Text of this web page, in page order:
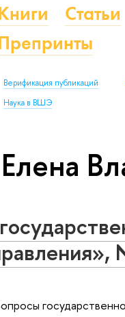
Статьи
Верификация публикаций
Наука в ВШЭ